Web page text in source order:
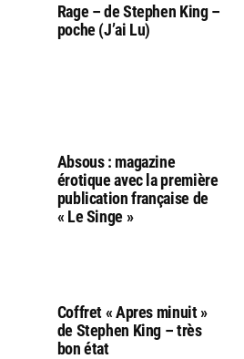
Rage – de Stephen King –
poche (J’ai Lu)
Absous : magazine
érotique avec la première
publication française de
« Le Singe »
Coffret « Apres minuit »
de Stephen King – très
bon état